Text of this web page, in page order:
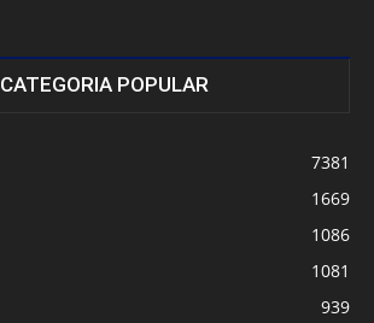
CATEGORIA POPULAR
7381
1669
1086
1081
939